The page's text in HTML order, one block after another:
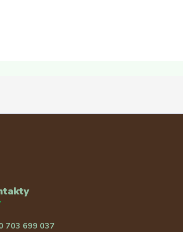
703 699 037